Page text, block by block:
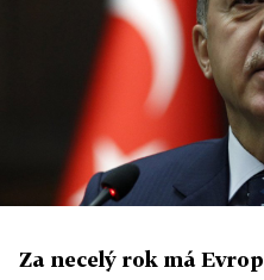
Za necelý rok má